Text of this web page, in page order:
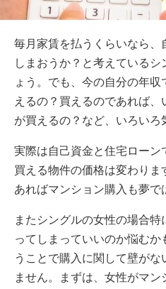
毎月家賃を払うくらいなら、
しまおうか？と考えている
ょう。でも、今の自分の年
えるの？買えるのであれば
が買えるの？など、いろいろ
実際は自己資金と住宅ローン
買える物件の価格は変わり
あればマンション購入も夢で
またシングルの女性の場合
ってしまっていいのか悩む
うことで購入に関して壁が
ません。まずは、女性がマ